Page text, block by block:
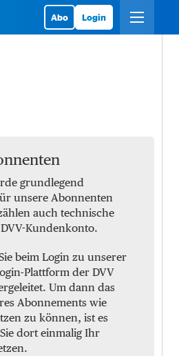
Abo Login
grundlegend
unsere Abonnenten
auch technische
Kundenkonto.
beim Login zu unserer
Plattform der DVV
Um dann das
Abonnements wie
zu können, ist es
dort einmalig Ihr